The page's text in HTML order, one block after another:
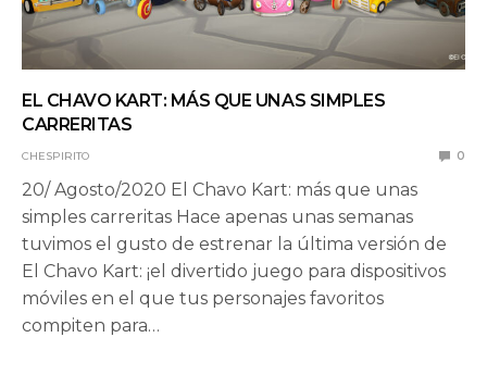
EL CHAVO KART: MÁS QUE UNAS SIMPLES
CARRERITAS
CHESPIRITO 0
20/ Agosto/2020 El Chavo Kart: más que unas
simples carreritas Hace apenas unas semanas
tuvimos el gusto de estrenar la última versión de
El Chavo Kart: ¡el divertido juego para dispositivos
móviles en el que tus personajes favoritos
compiten para…